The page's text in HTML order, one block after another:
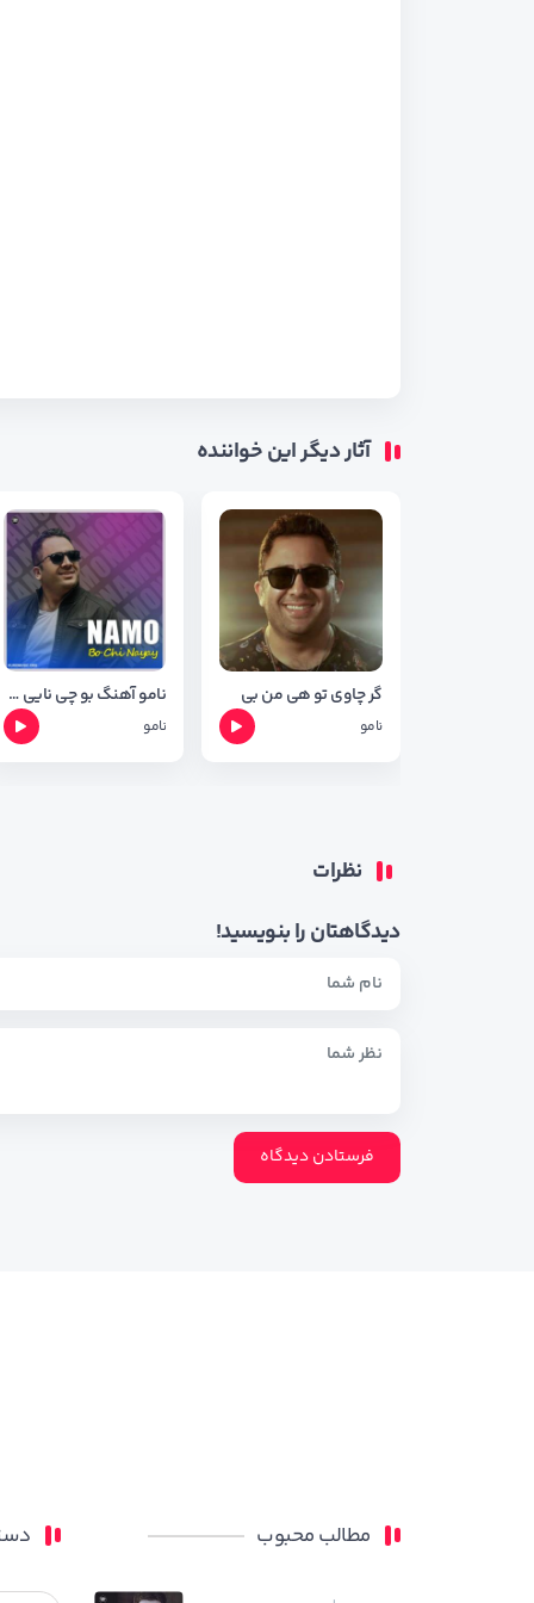
آثار دیگر این خواننده
گر چاوی تو هی من بی
نامو
نامو آهنگ بو چی نایی + متن اهنگ
نامو
نظرات
دیدگاهتان را بنویسید!
مطالب محبوب